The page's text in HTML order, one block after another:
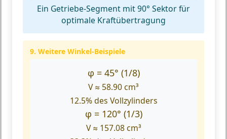
Ein Getriebe-Segment mit 90° Sektor für
optimale Kraftübertragung
9. Weitere Winkel-Beispiele
φ = 45° (1/8)
V ≈ 58.90 cm³
12.5% des Vollzylinders
φ = 120° (1/3)
V ≈ 157.08 cm³